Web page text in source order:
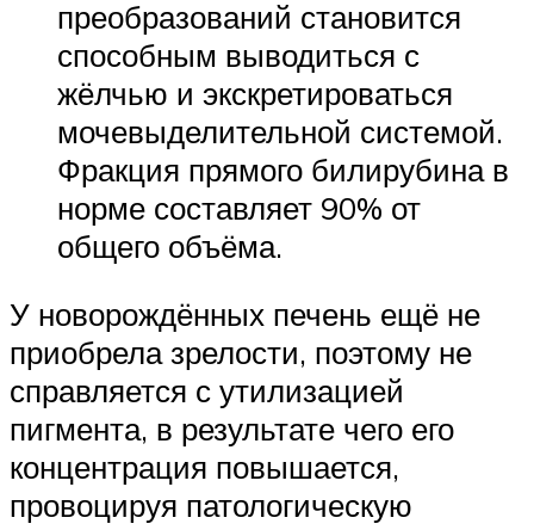
преобразований становится
способным выводиться с
жёлчью и экскретироваться
мочевыделительной системой.
Фракция прямого билирубина в
норме составляет 90% от
общего объёма.
У новорождённых печень ещё не
приобрела зрелости, поэтому не
справляется с утилизацией
пигмента, в результате чего его
концентрация повышается,
провоцируя патологическую